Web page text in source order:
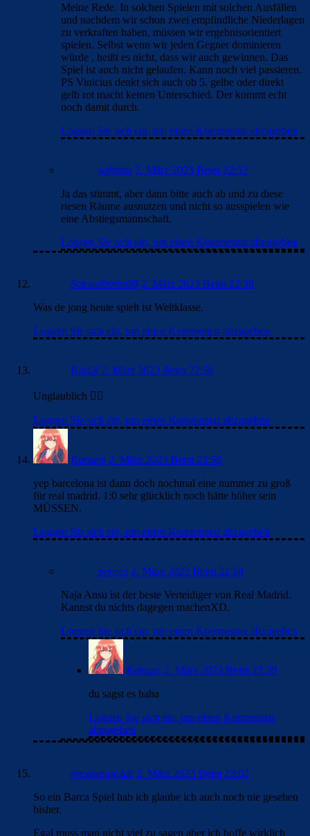
Meine Rede. In solchen Spielen mit solchen Ausfällen
und nachdem wir schon zwei empfindliche Niederlagen
zu verkraften haben, müssen wir ergebnisorientiert
spielen. Selbst wenn wir jeden Gegner dominieren
würde , heißt es nicht, dass wir auch gewinnen. Das
Spiel ist auch nicht gelaufen. Kann noch viel passieren.
PS Vinicius denkt sich auch ob 5. gelbe oder direkt
gelb rot macht keinen Unterschied. Der kommt echt
noch damit durch.
Loggen Sie sich ein, um einen Kommentar abzugeben
safettito 2. März 2023 Beim 22:52
Ja das stimmt, aber dann bitte auch ab und zu diese
riesen Räume ausnutzen und nicht so ausspielen wie
eine Abstiegsmannschaft.
Loggen Sie sich ein, um einen Kommentar abzugeben
Schwalbinho98 2. März 2023 Beim 22:38
Was de jong heute spielt ist Weltklasse.
Loggen Sie sich ein, um einen Kommentar abzugeben
Karl.k 2. März 2023 Beim 22:56
Unglaublich 👌🏽
Loggen Sie sich ein, um einen Kommentar abzugeben
Katsura 2. März 2023 Beim 22:56
yep barcelona ist dann doch nochmal eine nummer zu groß
für real madrid. 1:0 sehr glücklich noch hätte höher sein
MÜSSEN.
Loggen Sie sich ein, um einen Kommentar abzugeben
penyes 2. März 2023 Beim 22:58
Naja Ansu ist der beste Verteidiger von Real Madrid.
Kannst du nichts dagegen machenXD.
Loggen Sie sich ein, um einen Kommentar abzugeben
Katsura 2. März 2023 Beim 22:59
du sagst es haha
Loggen Sie sich ein, um einen Kommentar
abzugeben
mesqueunclub 2. März 2023 Beim 23:02
So ein Barca Spiel hab ich glaube ich auch noch nie gesehen
bisher.
Egal muss man nicht viel zu sagen aber ich hoffe wirklich